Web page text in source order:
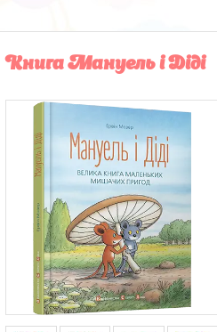
Книга Мануель і Діді